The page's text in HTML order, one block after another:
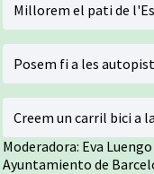
Millorem el pati de
Posem fi a les
Creem un carril bici a
Moderadora: Eva
Ayuntamiento de